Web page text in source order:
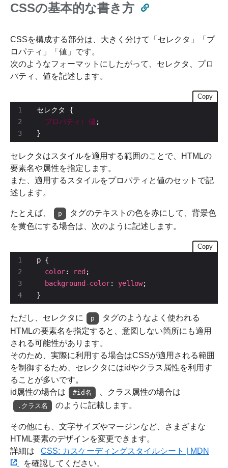
CSSの基本的な書き方
CSSを構成する部分は、大きく分けて「セレクタ」「プ
ロパティ」「値」です。
次のようなフォーマットにしたがって、セレクタ、プロ
パティ、値を記述します。
Copy
3
プロパティ:
値
}
セレクタはスタイルを適用する範囲のことで、HTMLの
要素名や属性を指定します。
また、適用するスタイルをプロパティと値のセットで記
述します。
たとえば、 p
タグのテキストの色を赤にして、背景色
を黄色にする場合は、次のように記述します。
Copy
3
4
color: red
background-color: yellow
}
ただし、セレクタに p
タグのようなよく使われる
HTMLの要素名を指定すると、意図しない箇所にも適用
される可能性があります。
そのため、実際に利用する場合はCSSが適用される範囲
を制御するため、セレクタにはidやクラス属性を利用す
ることが多いです。
id属性の場合は
#id名 、クラス属性の場合は
.クラス名 のように記載します。
その他にも、文字サイズやマージンなど、さまざまな
HTML要素のデザインを変更できます。
詳細は
CSS: カスケーディングスタイルシート | MDN
を確認してください。